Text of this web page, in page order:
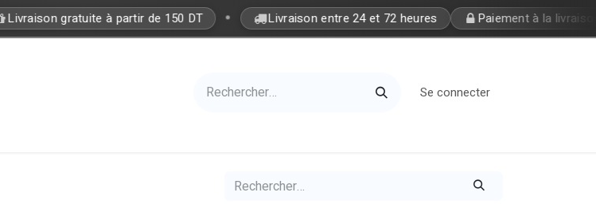
Livraison gratuite à partir de 150 DT • Livraison entre 24 et 72 heures Paiement à la livraison
Se connecter